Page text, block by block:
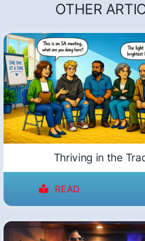
OTHER
Thriving in the
READ